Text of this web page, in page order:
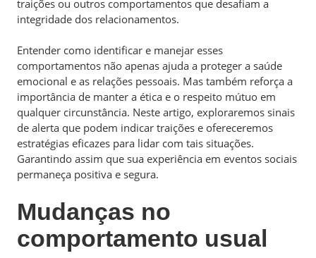
traições ou outros comportamentos que desafiam a
integridade dos relacionamentos.
Entender como identificar e manejar esses
comportamentos não apenas ajuda a proteger a saúde
emocional e as relações pessoais. Mas também reforça a
importância de manter a ética e o respeito mútuo em
qualquer circunstância. Neste artigo, exploraremos sinais
de alerta que podem indicar traições e ofereceremos
estratégias eficazes para lidar com tais situações.
Garantindo assim que sua experiência em eventos sociais
permaneça positiva e segura.
Mudanças no
comportamento usual